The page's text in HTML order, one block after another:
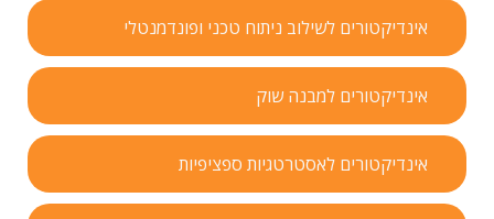
אינדיקטורים לשילוב ניתוח טכני ופונדמנטלי
אינדיקטורים למבנה שוק
אינדיקטורים לאסטרטגיות ספציפיות